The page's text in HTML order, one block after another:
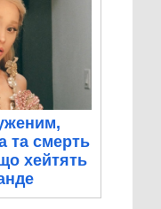
та смерть
хейтять